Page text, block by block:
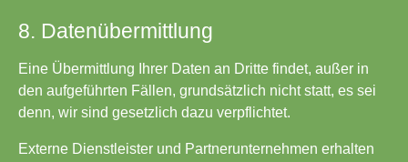
8. Datenübermittlung
Eine Übermittlung Ihrer Daten an Dritte findet, außer in
den aufgeführten Fällen, grundsätzlich nicht statt, es sei
denn, wir sind gesetzlich dazu verpflichtet.
Externe Dienstleister und Partnerunternehmen erhalten